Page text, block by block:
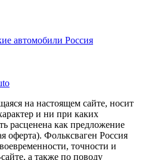
автомобили Россия
на настоящем сайте, носит
и ни при каких
расценена как предложение
оферта). Фольксваген Россия
точности и
а также по поводу